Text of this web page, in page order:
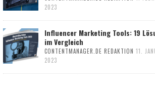
2023
Influencer Marketing Tools: 19
im Vergleich
CONTENTMANAGER.DE REDAKTION 11.
2023